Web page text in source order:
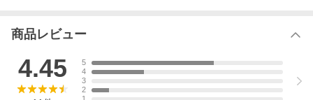
商品レビュー
4.45
5
4
3
2